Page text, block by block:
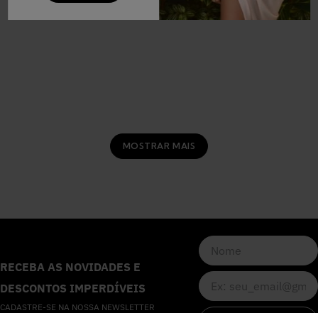
MOSTRAR MAIS
RECEBA AS NOVIDADES E
DESCONTOS IMPERDÍVEIS
CADASTRE-SE NA NOSSA NEWSLETTER